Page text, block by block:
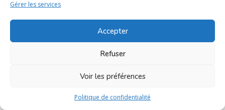
Gérer les services
Accepter
Refuser
Voir les préférences
Politique de confidentialité
Marolles